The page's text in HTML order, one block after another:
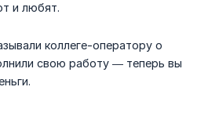
и любят.
коллеге-оператору о
свою работу — теперь вы